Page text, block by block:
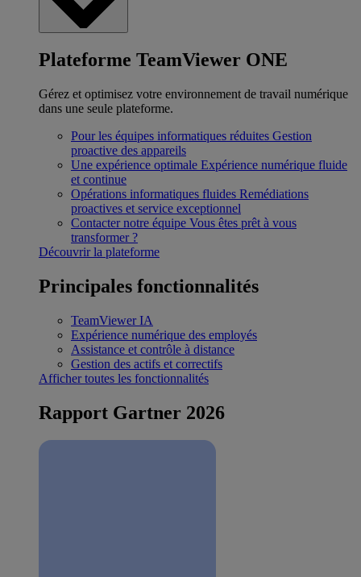
Plateforme TeamViewer ONE
Gérez et optimisez votre environnement de travail numérique
dans une seule plateforme.
Pour les équipes informatiques réduites Gestion
proactive des appareils
Une expérience optimale Expérience numérique fluide
et continue
Opérations informatiques fluides Remédiations
proactives et service exceptionnel
Contacter notre équipe Vous êtes prêt à vous
transformer ?
Découvrir la plateforme
Principales fonctionnalités
TeamViewer IA
Expérience numérique des employés
Assistance et contrôle à distance
Gestion des actifs et correctifs
Afficher toutes les fonctionnalités
Rapport Gartner 2026